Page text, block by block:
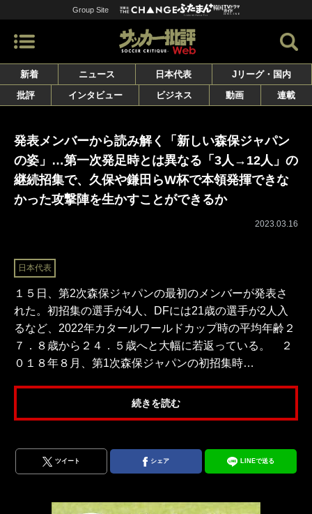
Group Site
新着 ニュース 日本代表
Jリーグ・国内
批評
インタビュー ビジネス 動画 連載
発表メンバーから読み解く「新しい森保ジャパン
の姿」…第一次発足時とは異なる「3人→12人」の
継続招集で、久保や鎌田らW杯で本領発揮できな
かった攻撃陣を生かすことができるか
2023.03.16
日本代表
１５日、第2次森保ジャパンの最初のメンバーが発表さ
れた。初招集の選手が4人、DFには21歳の選手が2人入
るなど、2022年カタールワールドカップ時の平均年齢２
７．８歳から２４．５歳へと大幅に若返っている。 ２
０１８年８月、第1次森保ジャパンの初招集時…
続きを読む
ツイート シェア LINEで送る